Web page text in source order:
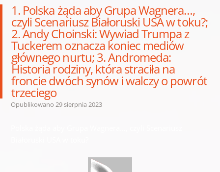
1. Polska żąda aby Grupa Wagnera…,
czyli Scenariusz Białoruski USA w toku?;
2. Andy Choinski: Wywiad Trumpa z
Tuckerem oznacza koniec mediów
głównego nurtu; 3. Andromeda:
Historia rodziny, która straciła na
froncie dwóch synów i walczy o powrót
trzeciego
Opublikowano 29 sierpnia 2023